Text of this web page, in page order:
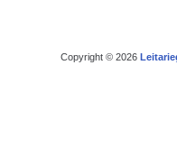
Copyright © 2026